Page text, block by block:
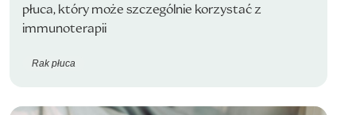
płuca, który może szczególnie korzystać z
immunoterapii
Rak płuca